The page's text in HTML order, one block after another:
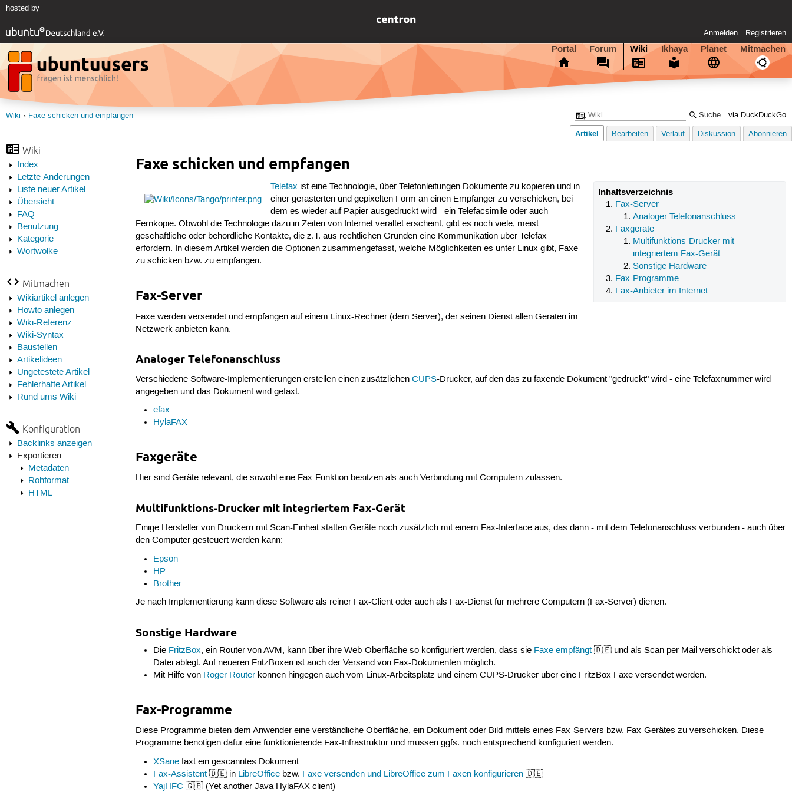
hosted by
Anmelden Registrieren
Portal Forum Wiki Ikhaya Planet Mitmachen
via DuckDuckGo
Wiki Faxe schicken und empfangen
Wiki
Index
Letzte Änderungen
Liste neuer Artikel
Übersicht
FAQ
Benutzung
Kategorie
Wortwolke
Mitmachen
Wikiartikel anlegen
Howto anlegen
Wiki-Referenz
Wiki-Syntax
Baustellen
Artikelideen
Ungetestete Artikel
Fehlerhafte Artikel
Rund ums Wiki
Konfiguration
Backlinks anzeigen
Exportieren
Metadaten
Rohformat
HTML
Artikel Bearbeiten Verlauf Diskussion Abonnieren
Faxe schicken und empfangen
Inhaltsverzeichnis
Fax-Server
Analoger Telefonanschluss
Faxgeräte
Multifunktions-Drucker mit
integriertem Fax-Gerät
Sonstige Hardware
Fax-Programme
Fax-Anbieter im Internet
Telefax ist eine Technologie, über Telefonleitungen Dokumente zu kopieren und in
einer gerasterten und gepixelten Form an einen Empfänger zu verschicken, bei
dem es wieder auf Papier ausgedruckt wird - ein Telefacsimile oder auch
Fernkopie. Obwohl die Technologie dazu in Zeiten von Internet veraltet erscheint, gibt es noch viele, meist
geschäftliche oder behördliche Kontakte, die z.T. aus rechtlichen Gründen eine Kommunikation über Telefax
erfordern. In diesem Artikel werden die Optionen zusammengefasst, welche Möglichkeiten es unter Linux gibt, Faxe
zu schicken bzw. zu empfangen.
Fax-Server
Faxe werden versendet und empfangen auf einem Linux-Rechner (dem Server), der seinen Dienst allen Geräten im
Netzwerk anbieten kann.
Analoger Telefonanschluss
Verschiedene Software-Implementierungen erstellen einen zusätzlichenCUPS-Drucker, auf den das zu faxende Dokument "gedruckt" wird - eine Telefaxnummer wird
angegeben und das Dokument wird gefaxt.
efax
HylaFAX
Faxgeräte
Hier sind Geräte relevant, die sowohl eine Fax-Funktion besitzen als auch Verbindung mit Computern zulassen.
Multifunktions-Drucker mit integriertem Fax-Gerät
Einige Hersteller von Druckern mit Scan-Einheit statten Geräte noch zusätzlich mit einem Fax-Interface aus, das dann - mit dem Telefonanschluss verbunden - auch über
den Computer gesteuert werden kann:
Epson
HP
Brother
Je nach Implementierung kann diese Software als reiner Fax-Client oder auch als Fax-Dienst für mehrere Computern (Fax-Server) dienen.
Sonstige Hardware
Die FritzBox, ein Router von AVM, kann über ihre Web-Oberfläche so konfiguriert werden, dass sie Faxe empfängt🇩🇪 und als Scan per Mail verschickt oder als
Datei ablegt. Auf neueren FritzBoxen ist auch der Versand von Fax-Dokumenten möglich.
Mit Hilfe von Roger Routerkönnen hingegen auch vom Linux-Arbeitsplatz und einem CUPS-Drucker über eine FritzBox Faxe versendet werden.
Fax-Programme
Diese Programme bieten dem Anwender eine verständliche Oberfläche, ein Dokument oder Bild mittels eines Fax-Servers bzw. Fax-Gerätes zu verschicken. Diese
Programme benötigen dafür eine funktionierende Fax-Infrastruktur und müssen ggfs. noch entsprechend konfiguriert werden.
XSanefaxt ein gescanntes Dokument
Fax-Assistent🇩🇪 in LibreOfficebzw. Faxe versenden und LibreOffice zum Faxen konfigurieren🇩🇪
YajHFC 🇬🇧 (Yet another Java HylaFAX client)